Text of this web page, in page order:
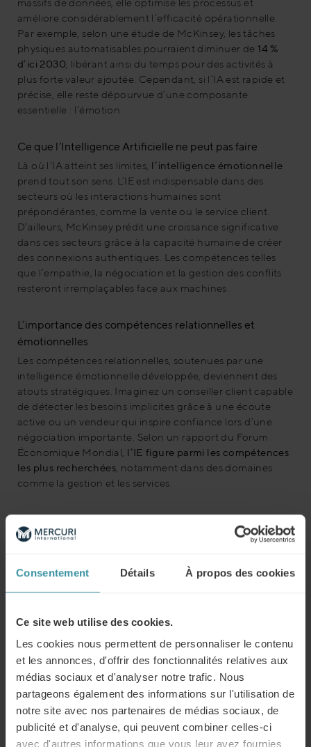
Consentement Détails À propos des cookies
Ce site web utilise des cookies.
Les cookies nous permettent de personnaliser le contenu
et les annonces, d'offrir des fonctionnalités relatives aux
médias sociaux et d'analyser notre trafic. Nous
partageons également des informations sur l'utilisation de
notre site avec nos partenaires de médias sociaux, de
publicité et d'analyse, qui peuvent combiner celles-ci
avec d'autres informations que vous leur avez fournies
massifs de données, elle optimise les processus et
améliore considérablement l’efficacité opérationnelle.
Par exemple, selon une étude de McKinsey, les tâches
physiques automatisables pourraient diminuer de14 %
d’ici 2030 , libérant ainsi du temps pour des activités à
plus forte valeur ajoutée. Cependant, si l’IA est rapide et
précise, elle reste dépourvue d’une composante
essentielle : l’émotion.
Ce que l’Intelligence Artificielle ne peut pas faire
Là où l’IA atteint ses limites, l’intelligence émotionnelle
prend tout son sens. L’IE est indispensable dans des
secteurs où les interactions humaines sont
prépondérantes, comme la vente ou le service client.
D’ailleurs, McKinsey prédit une croissance significative
dans ces secteurs grâce à la capacité humaine de créer
des connexions authentiques. Les compétences telles
que l’empathie, la négociation et la gestion des conflits
resteront irremplaçables face aux machines.
L’importance des compétences relationnelles et
émotionnelles
Les compétences relationnelles, soutenues par une
intelligence émotionnelle développée, deviennent des
atouts stratégiques. Imaginez un conseiller client capable
de détecter les besoins implicites grâce à une écoute
active ou un vendeur qui inspire confiance lors d’une
négociation importante. Selon un rapport du Forum
Économique Mondial, l’IE figure parmi les compétences
les plus recherchées , notamment dans des domaines
comme la gestion et les services.
Quand l’intelligence émotionnelle rencontre la
technologie
offre des opportunités inédites. En déléguant les tâches
Par exemple, dans le secteur de la santé, l’IA peut
que les médecins se consacrent à l’accompagnement
émotionnel des patients. Une décision rationnelle,
influencée par des émotions bien gérées, peut faire toute
la différence dans une entreprise.
Requalification et montée en compétences : la clé de